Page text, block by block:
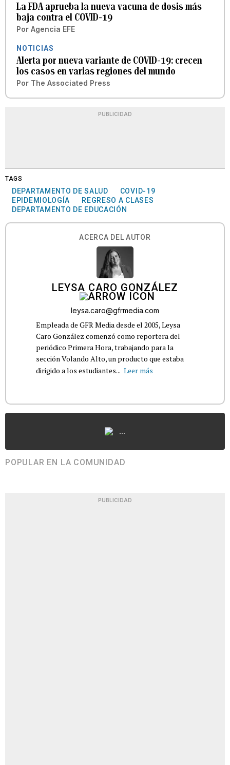
La FDA aprueba la nueva vacuna de dosis más
baja contra el COVID-19
Por Agencia EFE
NOTICIAS
Alerta por nueva variante de COVID-19: crecen
los casos en varias regiones del mundo
Por The Associated Press
PUBLICIDAD
TAGS
DEPARTAMENTO DE SALUD
COVID-19
EPIDEMIOLOGÍA
REGRESO A CLASES
DEPARTAMENTO DE EDUCACIÓN
ACERCA DEL AUTOR
LEYSA CARO GONZÁLEZ
leysa.caro@gfrmedia.com
Empleada de GFR Media desde el 2005, Leysa
Caro González comenzó como reportera del
periódico Primera Hora, trabajando para la
sección Volando Alto, un producto que estaba
dirigido a los estudiantes... Leer más
...
POPULAR EN LA COMUNIDAD
PUBLICIDAD